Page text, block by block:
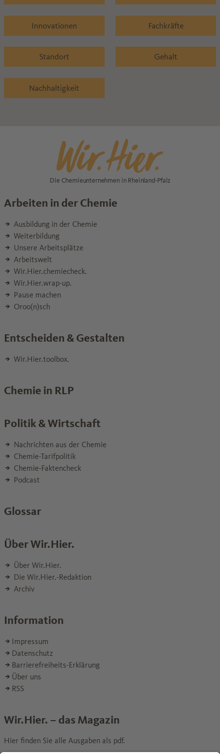
Innovationen Fachkräfte
Standort Gehalt
Nachhaltigkeit
Die Chemieunternehmen in Rheinland-Pfalz
Arbeiten in der Chemie
Ausbildung in der Chemie
Weiterbildung
Unsere Arbeitsplätze
Arbeitswelt
Wir.Hier.chemiecheck.
Wir.Hier.wrap-up.
Pause machen
Oroo(n)sch
Entscheiden & Gestalten
Wir.Hier.toolbox.
Chemie in RLP
Politik & Wirtschaft
Nachrichten aus der Chemie
Chemie-Tarifpolitik
Chemie-Faktencheck
Podcast
Glossar
Über Wir.Hier.
Über Wir.Hier.
Die Wir.Hier.-Redaktion
Archiv
Information
Impressum
Datenschutz
Barrierefreiheits-Erklärung
Über uns
RSS
Wir.Hier. – das Magazin
Hier finden Sie alle Ausgaben als pdf.